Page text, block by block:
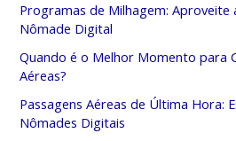
Programas de Milhagem: Aproveite
Nômade Digital
Quando é o Melhor Momento para
Aéreas?
Passagens Aéreas de Última Hora:
Nômades Digitais